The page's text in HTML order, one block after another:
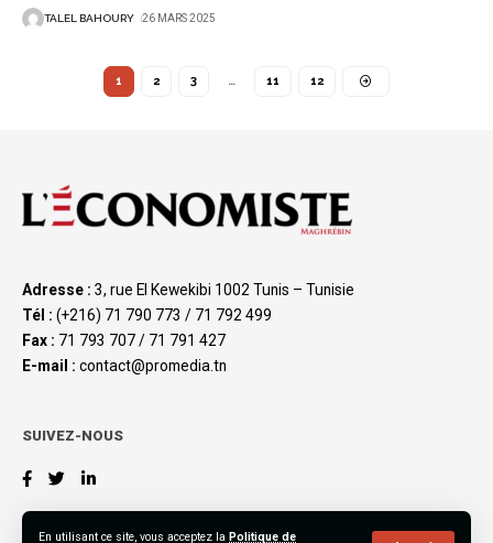
En utilisant ce site, vous acceptez la Politique de
TALEL BAHOURY 26 MARS 2025
1 2 3 … 11 12
Adresse : 3, rue El Kewekibi 1002 Tunis – Tunisie
Tél : (+216) 71 790 773 / 71 792 499
Fax : 71 793 707 / 71 791 427
E-mail : contact@promedia.tn
SUIVEZ-NOUS